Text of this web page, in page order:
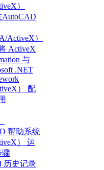
）
AutoCAD
ActiveX）
ActiveX
与
.NET
） 配
帮助系统
） 运
骤
历史记录